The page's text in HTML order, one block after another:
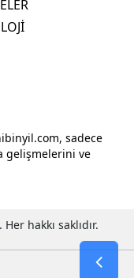
sadece
gelişmelerini ve
hakkı saklıdır.